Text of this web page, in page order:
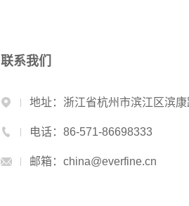
联系我们
地址：浙江省杭州市滨江区滨
电话：86-571-86698333
邮箱：china@everfine.cn